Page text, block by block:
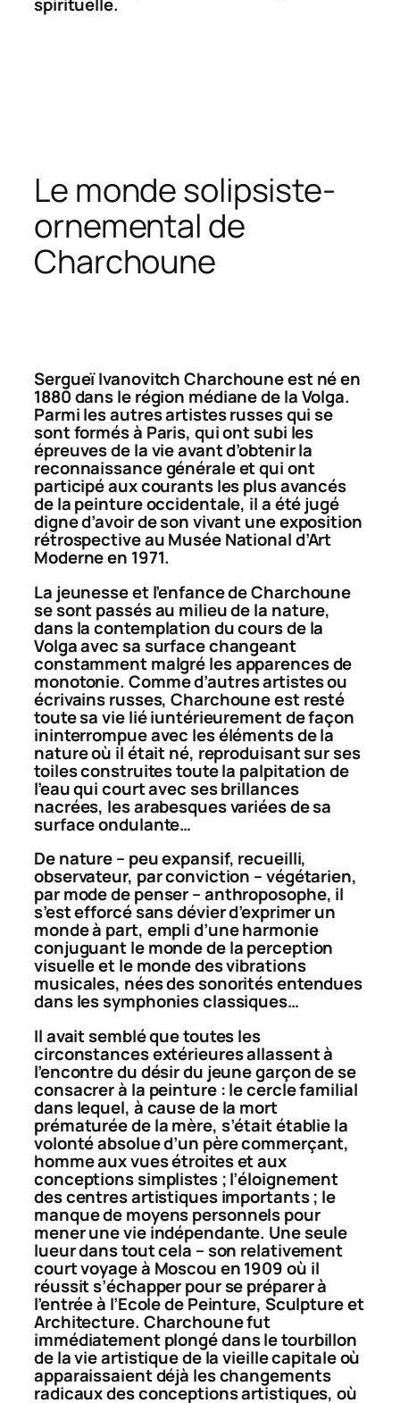
Le monde solipsiste-
ornemental de
Charchoune
Sergueï Ivanovitch Charchoune est né en
1880 dans le région médiane de la Volga.
Parmi les autres artistes russes qui se
sont formés à Paris, qui ont subi les
épreuves de la vie avant d’obtenir la
reconnaissance générale et qui ont
participé aux courants les plus avancés
de la peinture occidentale, il a été jugé
digne d’avoir de son vivant une exposition
rétrospective au Musée National d’Art
Moderne en 1971.
La jeunesse et l’enfance de Charchoune
se sont passés au milieu de la nature,
dans la contemplation du cours de la
Volga avec sa surface changeant
constamment malgré les apparences de
monotonie. Comme d’autres artistes ou
écrivains russes, Charchoune est resté
toute sa vie lié iuntérieurement de façon
ininterrompue avec les éléments de la
nature où il était né, reproduisant sur ses
toiles construites toute la palpitation de
l’eau qui court avec ses brillances
nacrées, les arabesques variées de sa
surface ondulante…
De nature – peu expansif, recueilli,
observateur, par conviction – végétarien,
par mode de penser – anthroposophe, il
s’est efforcé sans dévier d’exprimer un
monde à part, empli d’une harmonie
conjuguant le monde de la perception
visuelle et le monde des vibrations
musicales, nées des sonorités entendues
dans les symphonies classiques…
Il avait semblé que toutes les
circonstances extérieures allassent à
l’encontre du désir du jeune garçon de se
consacrer à la peinture : le cercle familial
dans lequel, à cause de la mort
prématurée de la mère, s’était établie la
volonté absolue d’un père commerçant,
homme aux vues étroites et aux
conceptions simplistes ; l’éloignement
des centres artistiques importants ; le
manque de moyens personnels pour
mener une vie indépendante. Une seule
lueur dans tout cela – son relativement
court voyage à Moscou en 1909 où il
réussit s’échapper pour se préparer à
l’entrée à l’Ecole de Peinture, Sculpture et
Architecture. Charchoune fut
immédiatement plongé dans le tourbillon
de la vie artistique de la vieille capitale où
apparaissaient déjà les changements
radicaux des conceptions artistiques, où